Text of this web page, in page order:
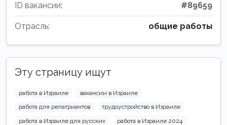
ID вакансии: #89659
Отрасль: общие работы
Эту страницу ищут
работа в Израиле
вакансии в Израиле
работа для репатриантов
трудоустройство в Израиле
работа в Израиле для русских
работа в Израиле 2024